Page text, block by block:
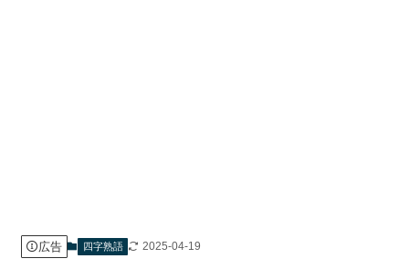
広告 四字熟語 2025-04-19